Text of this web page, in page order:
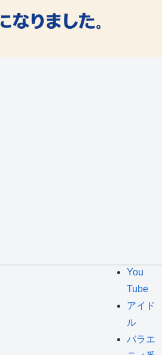
You
Tube
アイド
ル
バラエ